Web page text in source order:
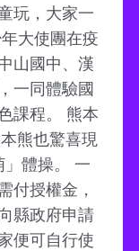
玩，大家一
大使團在疫
山國中、漢
一同體驗國
課程。 熊本
熊也驚喜現
體操。 一
付授權金，
縣政府申請
便可自行使